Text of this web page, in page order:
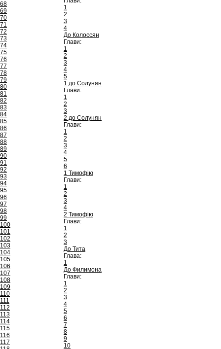
68
69
70
71
72
73
74
75
76
77
78
79
80
81
82
83
84
85
86
87
88
89
90
91
92
93
94
95
96
97
98
99
100
101
102
103
104
105
106
107
108
109
110
111
112
113
114
115
116
117
1
2
3
4
До Колоссян
Глави:
1
2
3
4
5
1 до Солунян
Глави:
1
2
3
2 до Солунян
Глави:
1
2
3
4
5
6
1 Тимофію
Глави:
1
2
3
4
2 Тимофію
Глави:
1
2
3
До Тита
Глава:
1
До Филимона
Глави:
1
2
3
4
5
6
7
8
9
10